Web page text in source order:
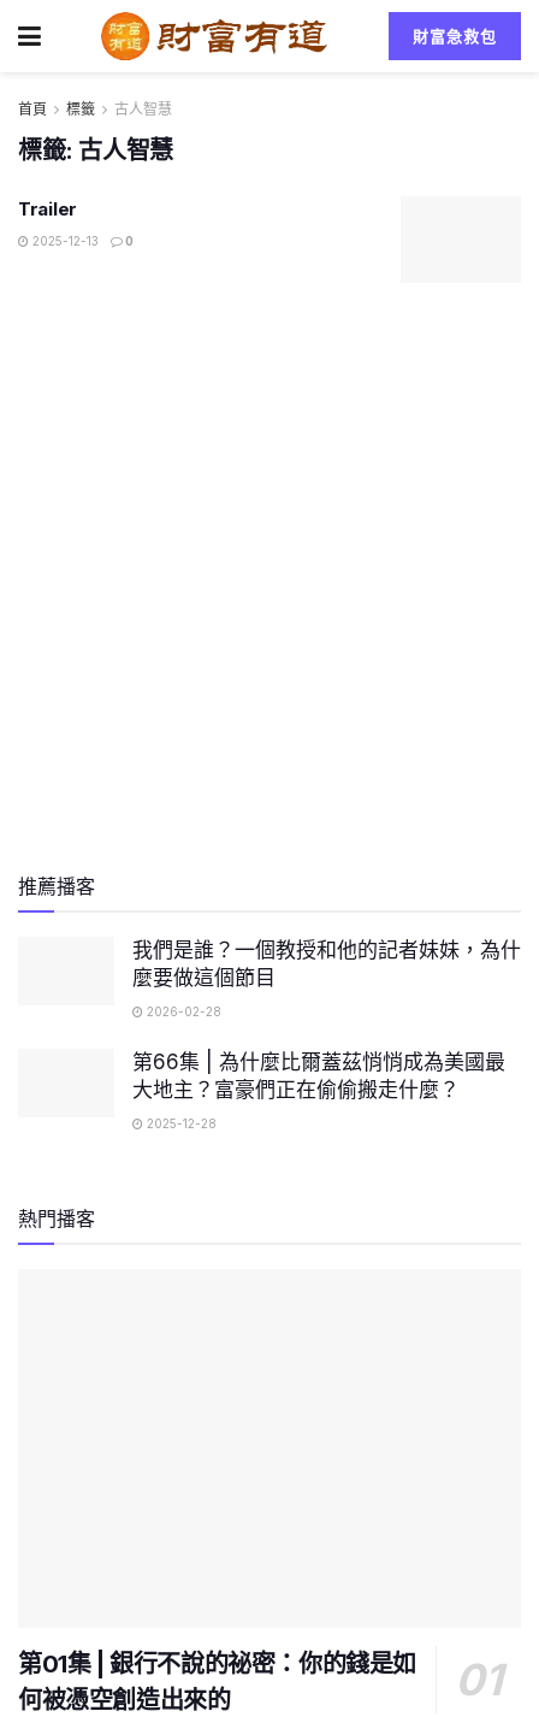
財富急救包
首頁 標籤 古人智慧
標籤: 古人智慧
Trailer
2025-12-13 0
推薦播客
我們是誰？一個教授和他的記者妹妹，為什
麼要做這個節目
2026-02-28
第66集 | 為什麼比爾蓋茲悄悄成為美國最
大地主？富豪們正在偷偷搬走什麼？
2025-12-28
熱門播客
第01集 | 銀行不說的祕密：你的錢是如
何被憑空創造出來的